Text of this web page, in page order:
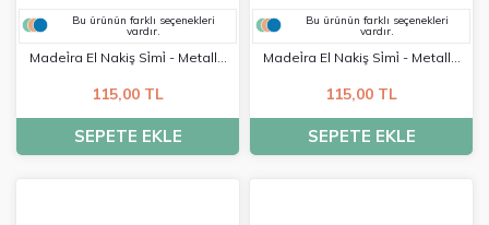
Bu ürünün farklı seçenekleri
vardır.
Madei̇ra El Nakiş Si̇mi̇ - Metalli̇c
115,00 TL
SEPETE EKLE
Bu ürünün farklı seçenekleri
vardır.
Madei̇ra El Nakiş Si̇mi̇ - Metalli̇c
115,00 TL
SEPETE EKLE